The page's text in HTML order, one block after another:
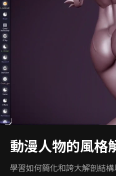
動漫人物的風格
學習如何簡化和誇大解剖結